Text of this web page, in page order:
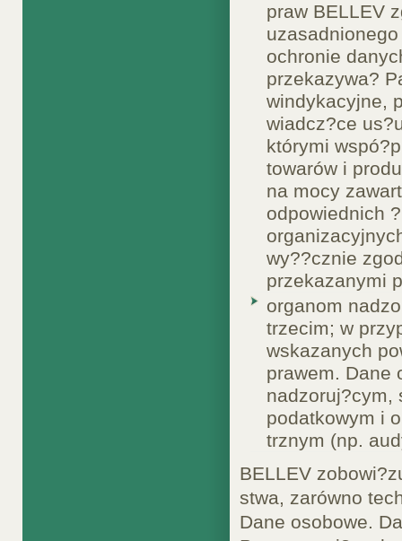
praw BELLEV
ochronie
przekazywa?
windykacyjne,
wiadcz?ce
którymi
towarów i
na mocy
odpowiednich
wy??cznie
przekazanymi
organom
trzecim; w
wskazanych
prawem. Dane
nadzoruj?cym,
podatkowym i
trznym (np.
BELLEV
stwa, zarówno
Dane osobowe.